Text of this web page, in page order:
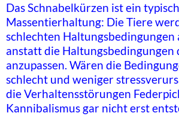
Das Schnabelkürzen ist ein
Massentierhaltung: Die Tiere
schlechten Haltungsbedingungen
anstatt die Haltungsbedingungen
anzupassen. Wären die
schlecht und weniger
die Verhaltensstörungen
Kannibalismus gar nicht erst